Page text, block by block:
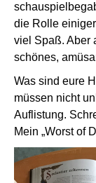
die Rolle
viel Spaß. Aber
schönes,
Was sind eure
müssen nicht
Auflistung.
Mein „Worst of